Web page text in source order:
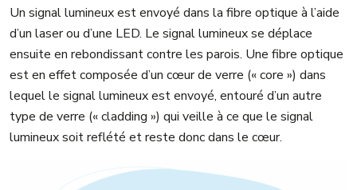
Un signal lumineux est envoyé dans la fibre optique à l’aide
d’un laser ou d’une LED. Le signal lumineux se déplace
ensuite en rebondissant contre les parois. Une fibre optique
est en effet composée d’un cœur de verre (« core ») dans
lequel le signal lumineux est envoyé, entouré d’un autre
type de verre (« cladding ») qui veille à ce que le signal
lumineux soit reflété et reste donc dans le cœur.